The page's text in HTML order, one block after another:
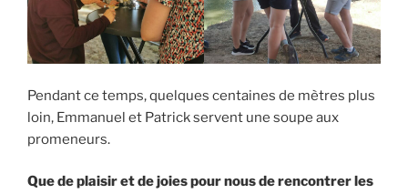
Pendant ce temps, quelques centaines de mètres plus
loin, Emmanuel et Patrick servent une soupe aux
promeneurs.
Que de plaisir et de joies pour nous de rencontrer les